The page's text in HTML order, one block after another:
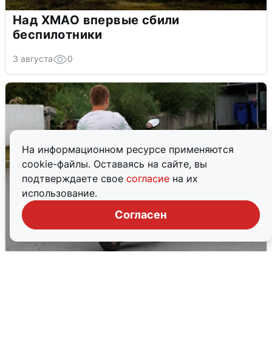
На информационном ресурсе применяются
cookie-файлы. Оставаясь на сайте, вы
подтверждаете свое согласие на их
использование.
Согласен
Над ХМАО впервые сбили
беспилотники
3 августа 0